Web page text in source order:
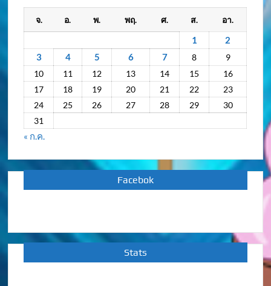
กิจกรรม
ย้อนจ. อ. พ. พฤ. ศ. ส. อา.
1
2
3
4 5 6 7 8
9
10
11 12 13 14 15
16
17
18 19 20 21 22
23
24
25 26 27 28 29
30
31
« ก.ค.
Facebok
Stats